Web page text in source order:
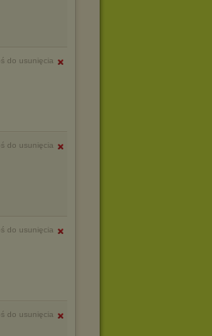
do usunięcia
do usunięcia
do usunięcia
do usunięcia